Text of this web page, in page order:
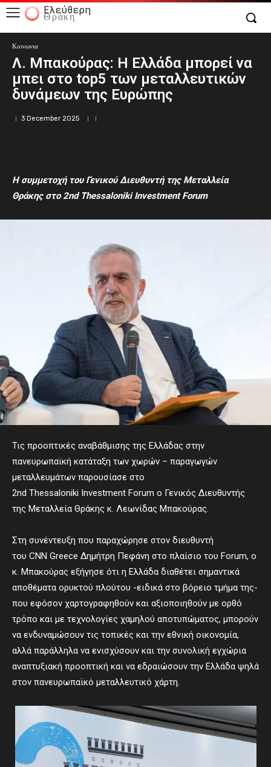
Ελεύθερη
Θράκη
Κοινωνια
Λ. Μπακούρας: Η Ελλάδα μπορεί να
μπει στο top5 των μεταλλευτικών
δυνάμεων της Ευρώπης
3 December 2025
Η συμμετοχή του Γενικού Διευθυντή της Μεταλλεία
Θράκης στο 2nd Thessaloniki Investment Forum
Τις προοπτικές αναβάθμισης της Ελλάδας στην
πανευρωπαϊκή κατάταξη των χωρών – παραγωγών
μεταλλευμάτων παρουσίασε στο
2nd Thessaloniki Investment Forum ο Γενικός Διευθυντής
της Μεταλλεία Θράκης κ. Λεωνίδας Μπακούρας.
Στη συνέντευξη που παραχώρησε στον διευθυντή
του CNN Greece Δημήτρη Πεφάνη στο πλαίσιο του Forum, ο
κ. Μπακούρας εξήγησε ότι η Ελλάδα διαθέτει σημαντικά
αποθέματα ορυκτού πλούτου -ειδικά στο βόρειο τμήμα της-
που εφόσον χαρτογραφηθούν και αξιοποιηθούν με ορθό
τρόπο και με τεχνολογίες χαμηλού αποτυπώματος, μπορούν
να ενδυναμώσουν τις τοπικές και την εθνική οικονομία,
αλλά παράλληλα να ενισχύσουν και την συνολική εγχώρια
αναπτυξιακή προοπτική και να εδραιώσουν την Ελλάδα ψηλά
στον πανευρωπαϊκό μεταλλευτικό χάρτη.